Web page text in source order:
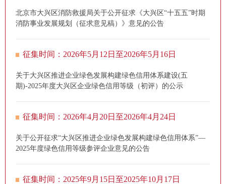
北京市大兴区消防救援局关于公开征求《大兴区“十五五”时期
消防事业发展规划（征求意见稿）》意见的公告
征集时间：2026年5月12日至2026年5月16日
关于大兴区推进企业绿色发展构建绿色信用体系建设(五
期)-2025年度大兴区企业绿色信用等级（初评）的公示
征集时间：2026年4月20日至2026年4月24日
关于公开征求“大兴区推进企业绿色发展构建绿色信用体系”—
2025年度绿色信用等级参评企业意见的公告
征集时间：2025年9月15日至2025年10月17日